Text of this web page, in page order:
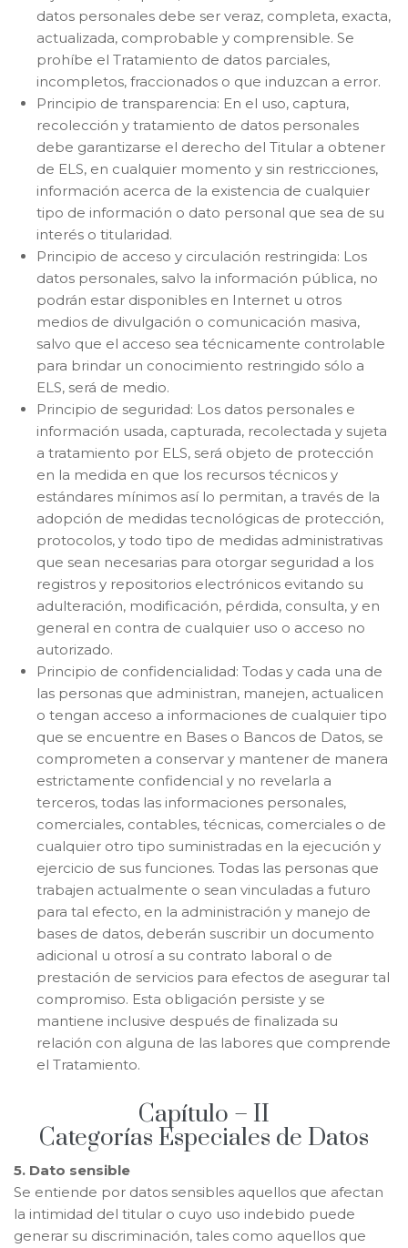
datos personales debe ser veraz, completa, exacta,
actualizada, comprobable y comprensible. Se
prohíbe el Tratamiento de datos parciales,
incompletos, fraccionados o que induzcan a error.
Principio de transparencia: En el uso, captura,
recolección y tratamiento de datos personales
debe garantizarse el derecho del Titular a obtener
de ELS, en cualquier momento y sin restricciones,
información acerca de la existencia de cualquier
tipo de información o dato personal que sea de su
interés o titularidad.
Principio de acceso y circulación restringida: Los
datos personales, salvo la información pública, no
podrán estar disponibles en Internet u otros
medios de divulgación o comunicación masiva,
salvo que el acceso sea técnicamente controlable
para brindar un conocimiento restringido sólo a
ELS, será de medio.
Principio de seguridad: Los datos personales e
información usada, capturada, recolectada y sujeta
a tratamiento por ELS, será objeto de protección
en la medida en que los recursos técnicos y
estándares mínimos así lo permitan, a través de la
adopción de medidas tecnológicas de protección,
protocolos, y todo tipo de medidas administrativas
que sean necesarias para otorgar seguridad a los
registros y repositorios electrónicos evitando su
adulteración, modificación, pérdida, consulta, y en
general en contra de cualquier uso o acceso no
autorizado.
Principio de confidencialidad: Todas y cada una de
las personas que administran, manejen, actualicen
o tengan acceso a informaciones de cualquier tipo
que se encuentre en Bases o Bancos de Datos, se
comprometen a conservar y mantener de manera
estrictamente confidencial y no revelarla a
terceros, todas las informaciones personales,
comerciales, contables, técnicas, comerciales o de
cualquier otro tipo suministradas en la ejecución y
ejercicio de sus funciones. Todas las personas que
trabajen actualmente o sean vinculadas a futuro
para tal efecto, en la administración y manejo de
bases de datos, deberán suscribir un documento
adicional u otrosí a su contrato laboral o de
prestación de servicios para efectos de asegurar tal
compromiso. Esta obligación persiste y se
mantiene inclusive después de finalizada su
relación con alguna de las labores que comprende
el Tratamiento.
Capítulo – II
Categorías Especiales de Datos
5. Dato sensible
Se entiende por datos sensibles aquellos que afectan
la intimidad del titular o cuyo uso indebido puede
generar su discriminación, tales como aquellos que